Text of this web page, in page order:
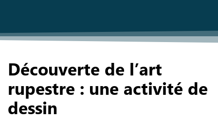
Découverte de l’art
rupestre : une activité de
dessin